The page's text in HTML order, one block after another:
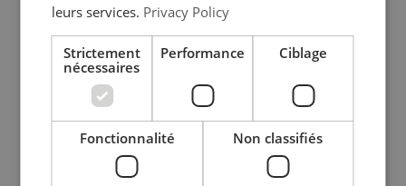
leurs services. Privacy Policy
Strictement
nécessaires
Performance Ciblage
Fonctionnalité Non classifiés